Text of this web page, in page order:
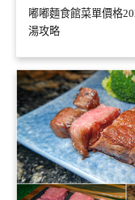
嘟嘟麵食館菜單價格
湯攻略